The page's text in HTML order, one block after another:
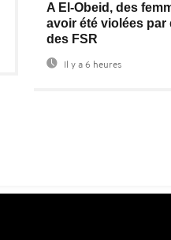
A El-Obeid, des
avoir été violées par
des FSR
Il y a 6 heures